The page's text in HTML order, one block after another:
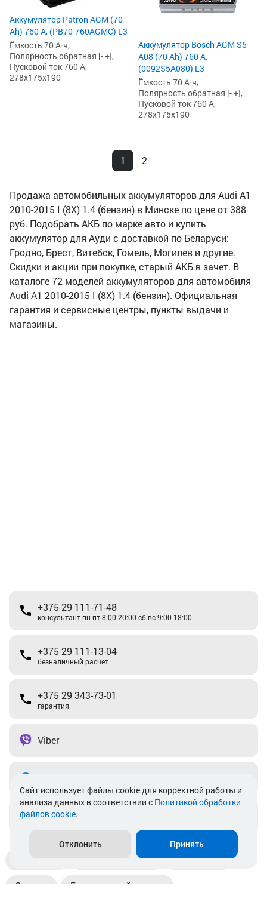
Аккумулятор Patron AGM (70
Ah) 760 А, (PB70-760AGMC) L3
Ёмкость 70 А·ч,
Полярность обратная [- +],
Пусковой ток 760 А,
278x175x190
Аккумулятор Bosch AGM S5
A08 (70 Ah) 760 А,
(0092S5A080) L3
Ёмкость 70 А·ч,
Полярность обратная [- +],
Пусковой ток 760 А,
278x175x190
1 2
Продажа автомобильных аккумуляторов для Audi A1
2010-2015 I (8X) 1.4 (бензин) в Минске по цене от 388
руб. Подобрать АКБ по марке авто и купить
аккумулятор для Ауди с доставкой по Беларуси:
Гродно, Брест, Витебск, Гомель, Могилев и другие.
Скидки и акции при покупке, старый АКБ в зачет. В
каталоге 72 моделей аккумуляторов для автомобиля
Audi A1 2010-2015 I (8X) 1.4 (бензин). Официальная
гарантия и сервисные центры, пункты выдачи и
магазины.
+375 29 111-71-48
консультант пн-пт 8:00-20:00 сб-вс 9:00-18:00
+375 29 111-13-04
безналичный расчет
+375 29 343-73-01
гарантия
Viber
info@akkamulik.by
Пункты выдачи Магазины
Оплата Безналичный расчет
Cайт использует файлы cookie для корректной работы и
анализа данных в соответствии с Политикой обработки
файлов cookie.
Отклонить Принять